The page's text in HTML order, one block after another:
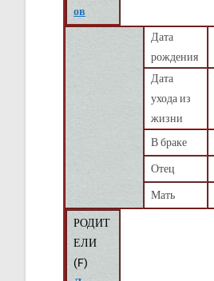
ов
Дата
рождения
Дата
ухода из
жизни
В браке
Отец
Мать
РОДИТ
ЕЛИ
(F)